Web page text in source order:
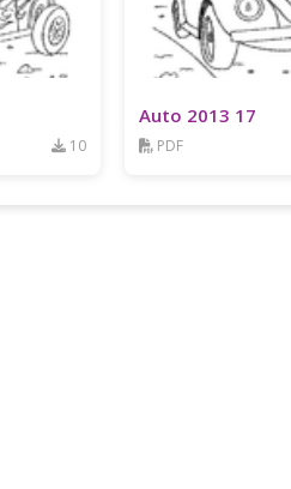
10
Auto 2013 17
PDF